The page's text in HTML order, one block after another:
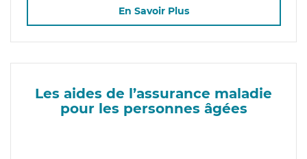
En Savoir Plus
Les aides de l’assurance maladie
pour les personnes âgées